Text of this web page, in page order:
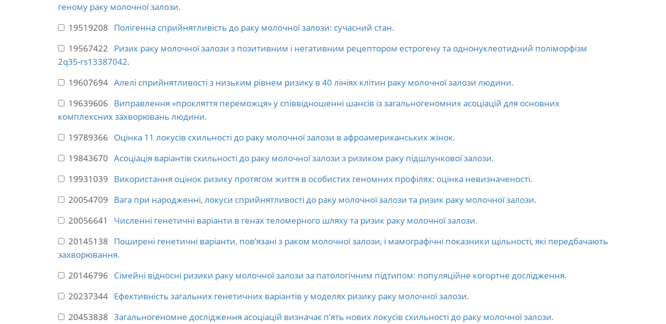
геному раку молочної залози.
19519208 Полігенна сприйнятливість до раку молочної залози: сучасний стан.
19567422 Ризик раку молочної залози з позитивним і негативним рецептором естрогену та однонуклеотидний поліморфізм
2q35-rs13387042.
19607694 Алелі сприйнятливості з низьким рівнем ризику в 40 лініях клітин раку молочної залози людини.
19639606 Виправлення «прокляття переможця» у співвідношенні шансів із загальногеномних асоціацій для основних
комплексних захворювань людини.
19789366 Оцінка 11 локусів схильності до раку молочної залози в афроамериканських жінок.
19843670 Асоціація варіантів схильності до раку молочної залози з ризиком раку підшлункової залози.
19931039 Використання оцінок ризику протягом життя в особистих геномних профілях: оцінка невизначеності.
20054709 Вага при народженні, локуси сприйнятливості до раку молочної залози та ризик раку молочної залози.
20056641 Численні генетичні варіанти в генах теломерного шляху та ризик раку молочної залози.
20145138 Поширені генетичні варіанти, пов’язані з раком молочної залози, і мамографічні показники щільності, які передбачають
захворювання.
20146796 Сімейні відносні ризики раку молочної залози за патологічним підтипом: популяційне когортне дослідження.
20237344 Ефективність загальних генетичних варіантів у моделях ризику раку молочної залози.
20453838 Загальногеномне дослідження асоціацій визначає п’ять нових локусів схильності до раку молочної залози.